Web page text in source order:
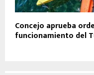
Concejo aprueba
funcionamiento del